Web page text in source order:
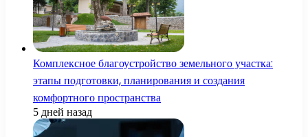
Комплексное благоустройство земельного участка:
этапы подготовки, планирования и создания
комфортного пространства
5 дней назад